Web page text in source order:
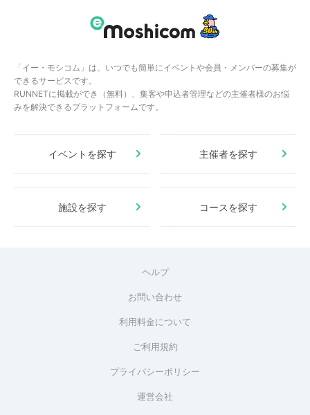
「イー・モシコム」は、いつでも簡単にイベントや会員・メンバーの募集が
できるサービスです。
RUNNETに掲載ができ（無料）、集客や申込者管理などの主催者様のお悩
みを解決できるプラットフォームです。
イベントを探す 主催者を探す
施設を探す コースを探す
ヘルプ
お問い合わせ
利用料金について
ご利用規約
プライバシーポリシー
運営会社